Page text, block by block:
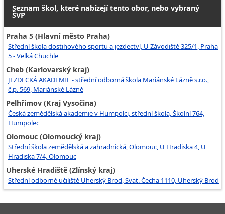
Seznam škol, které nabízejí tento obor, nebo vybraný
ŠVP
Praha 5 (Hlavní město Praha)
Střední škola dostihového sportu a jezdectví, U Závodiště 325/1, Praha
5 - Velká Chuchle
Cheb (Karlovarský kraj)
JEZDECKÁ AKADEMIE - střední odborná škola Mariánské Lázně s.r.o.,
č.p. 569, Mariánské Lázně
Pelhřimov (Kraj Vysočina)
Česká zemědělská akademie v Humpolci, střední škola, Školní 764,
Humpolec
Olomouc (Olomoucký kraj)
Střední škola zemědělská a zahradnická, Olomouc, U Hradiska 4, U
Hradiska 7/4, Olomouc
Uherské Hradiště (Zlínský kraj)
Střední odborné učiliště Uherský Brod, Svat. Čecha 1110, Uherský Brod